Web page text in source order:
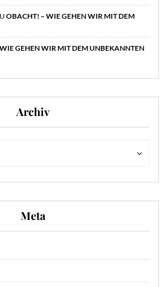
OBACHT! – WIE GEHEN WIR MIT DEM
GEHEN WIR MIT DEM UNBEKANNTEN
Archiv
Meta